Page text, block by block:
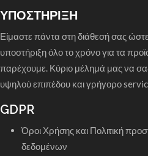
ΥΠΟΣΤΗΡΙΞΗ
Είμαστε πάντα στη διάθεσή σας
υποστήριξη όλο το χρόνο για τα
παρέχουμε. Κύριο μέλημά μας να
υψηλού επιπέδου και γρήγορο
GDPR
Όροι Χρήσης και Πολιτική
δεδομένων